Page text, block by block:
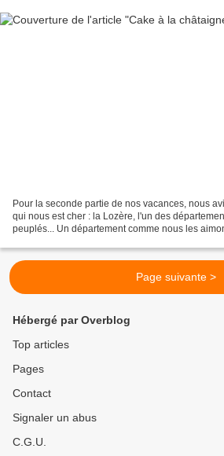
Pour la seconde partie de nos vacances, nous
qui nous est cher : la Lozère, l'un des
peuplés... Un département comme nous les
Page suivante >
Hébergé par Overblog
Top articles
Pages
Contact
Signaler un abus
C.G.U.